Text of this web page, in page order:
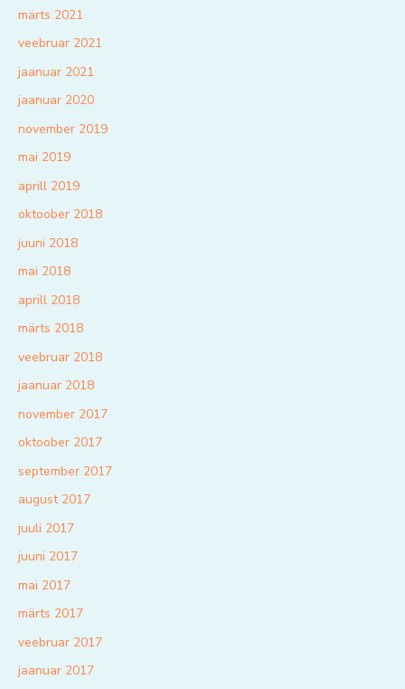
märts 2021
veebruar 2021
jaanuar 2021
jaanuar 2020
november 2019
mai 2019
aprill 2019
oktoober 2018
juuni 2018
mai 2018
aprill 2018
märts 2018
veebruar 2018
jaanuar 2018
november 2017
oktoober 2017
september 2017
august 2017
juuli 2017
juuni 2017
mai 2017
märts 2017
veebruar 2017
jaanuar 2017